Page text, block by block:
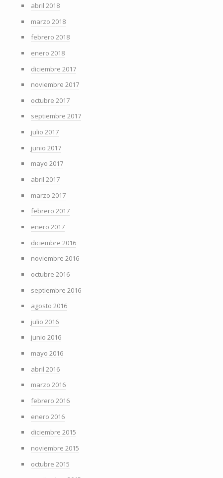
abril 2018
marzo 2018
febrero 2018
enero 2018
diciembre 2017
noviembre 2017
octubre 2017
septiembre 2017
julio 2017
junio 2017
mayo 2017
abril 2017
marzo 2017
febrero 2017
enero 2017
diciembre 2016
noviembre 2016
octubre 2016
septiembre 2016
agosto 2016
julio 2016
junio 2016
mayo 2016
abril 2016
marzo 2016
febrero 2016
enero 2016
diciembre 2015
noviembre 2015
octubre 2015